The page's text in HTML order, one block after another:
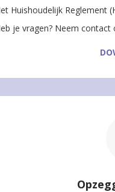
Huishoudelijk Reglement
je vragen? Neem contact